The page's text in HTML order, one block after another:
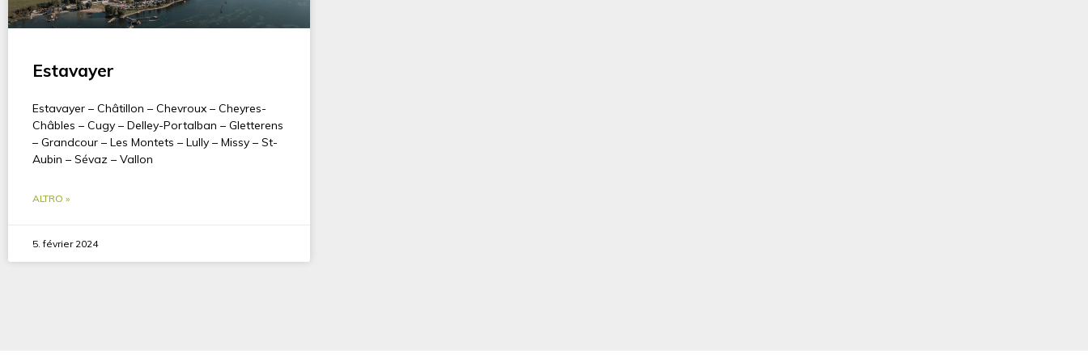
Estavayer
Estavayer – Châtillon – Chevroux – Cheyres-
Châbles – Cugy – Delley-Portalban – Gletterens
– Grandcour – Les Montets – Lully – Missy – St-
Aubin – Sévaz – Vallon
ALTRO »
5. février 2024